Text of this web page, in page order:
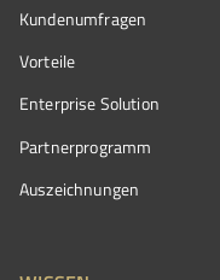
Kundenumfragen
Vorteile
Enterprise Solution
Partnerprogramm
Auszeichnungen